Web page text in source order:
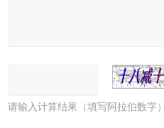
请输入计算结果（填写阿拉伯数字